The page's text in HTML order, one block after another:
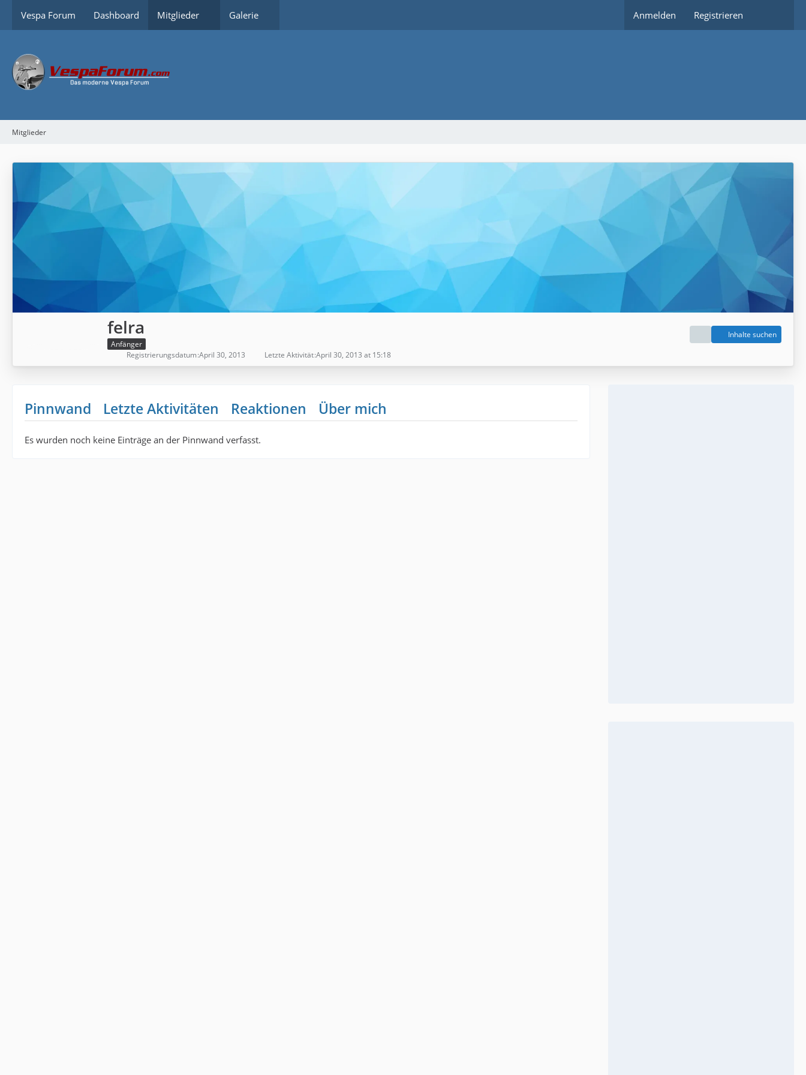
Vespa Forum Dashboard Mitglieder Galerie Anmelden Registrieren
Mitglieder
felra
Anfänger
Inhalte suchen
Registrierungsdatum April 30, 2013 Letzte Aktivität April 30, 2013 at 15:18
Pinnwand Letzte Aktivitäten Reaktionen Über mich
Es wurden noch keine Einträge an der Pinnwand verfasst.